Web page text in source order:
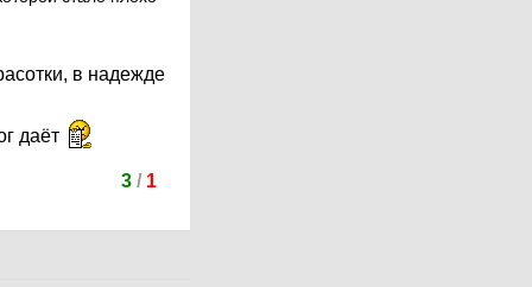
в надежде
даёт
3/ 1